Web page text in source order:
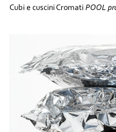
Cubi e cuscini CromatiPOOL